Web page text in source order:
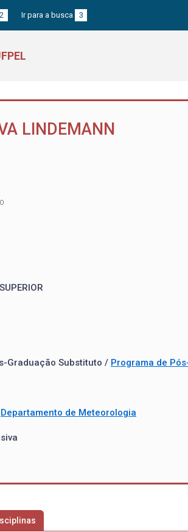
2 Ir para a busca 3
LINDEMANN
Graduação Substituto / Programa de
Departamento de Meteorologia